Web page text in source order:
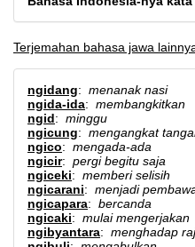
Terjemahan bahasa jawa
ngidang: menanak nasi
ngida-ida: membangkitkan
ngid: minggu
ngicung: mengangkat
ngico: mengada-ada
ngicir: pergi begitu saja
ngiceki: memberi selisih
ngicarani: menjadi
ngicapara: bercanda
ngicaki: mulai mengerjakan
ngibyantara: menghadap